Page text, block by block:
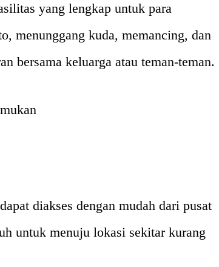
yang lengkap untuk para
menunggang kuda, memancing, dan
bersama keluarga atau teman-teman.
diakses dengan mudah dari pusat
untuk menuju lokasi sekitar kurang